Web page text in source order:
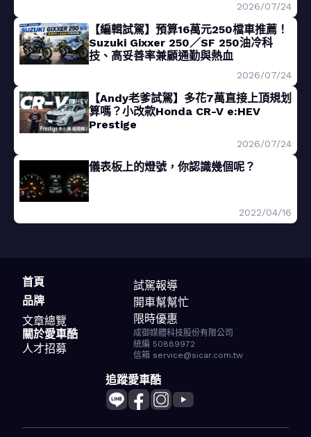
2026/07/24
【編輯試駕】預算16萬元250檔車推薦！
Suzuki Gixxer 250／SF 250油冷科
技、高妥善率兼顧通勤與熱血
2026/07/24
【Andy老爹試駕】多花7萬直接上頂規划
算嗎？小改款Honda CR-V e:HEV
Prestige
2026/07/24
儀表板上的燈號，你認識幾個呢？
2022/04/16
首頁
品牌
文章總覽
試駕報導
開車幫幫忙
限時優惠
關於愛車酷
人才招募
成御媒體科技股份有限公司
統編 50889972
信箱 service@sicar.com.tw
追蹤愛車酷